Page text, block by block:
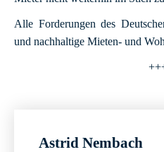
Alle Forderungen des
und nachhaltige Mieten- und
Astrid Nembach